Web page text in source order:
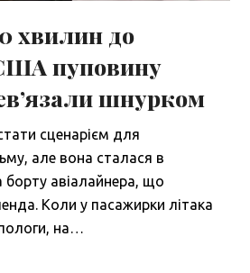
хвилин до
пуповину
шнурком
сценарієм для
але вона сталася в
борту авіалайнера, що
Коли у пасажирки літака
на…